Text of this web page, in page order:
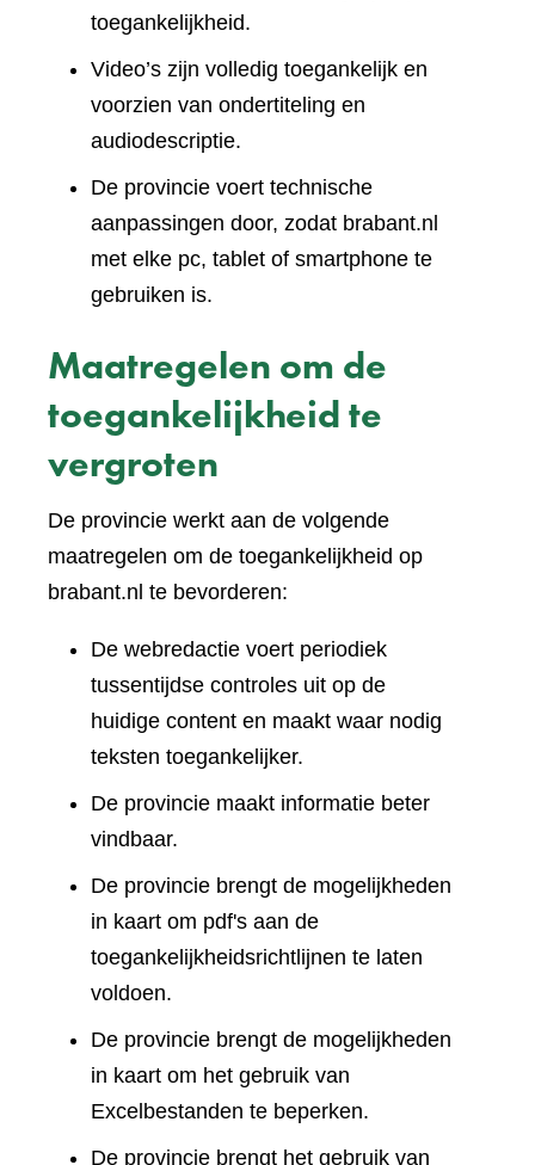
toegankelijkheid.
Video’s zijn volledig toegankelijk en
voorzien van ondertiteling en
audiodescriptie.
De provincie voert technische
aanpassingen door, zodat brabant.nl
met elke pc, tablet of smartphone te
gebruiken is.
Maatregelen om de
toegankelijkheid te
vergroten
De provincie werkt aan de volgende
maatregelen om de toegankelijkheid op
brabant.nl te bevorderen:
De webredactie voert periodiek
tussentijdse controles uit op de
huidige content en maakt waar nodig
teksten toegankelijker.
De provincie maakt informatie beter
vindbaar.
De provincie brengt de mogelijkheden
in kaart om pdf's aan de
toegankelijkheidsrichtlijnen te laten
voldoen.
De provincie brengt de mogelijkheden
in kaart om het gebruik van
Excelbestanden te beperken.
De provincie brengt het gebruik van